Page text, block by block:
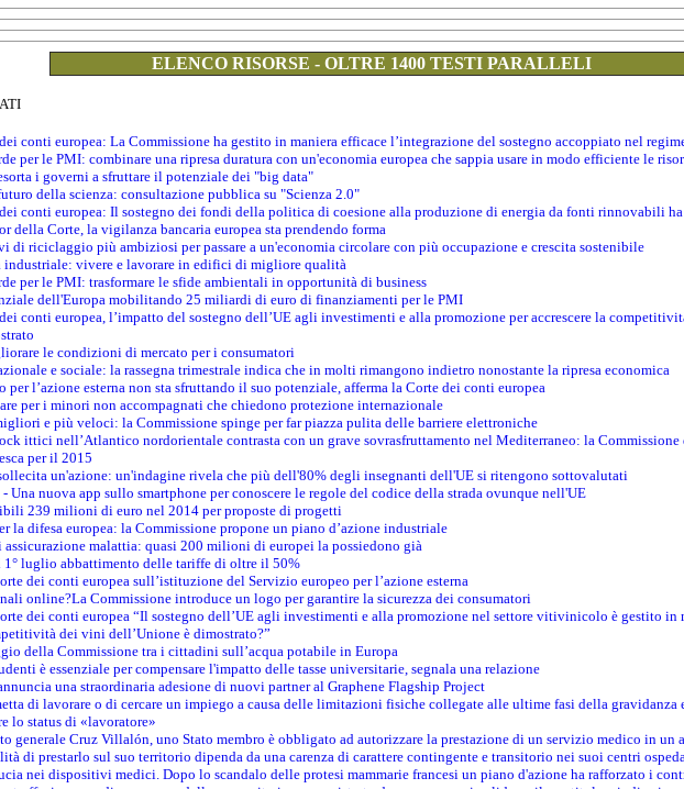
ELENCO RISORSE - OLTRE 1400 TESTI PARALLELI
conti europea: La Commissione ha gestito in maniera efficace l’integrazione del sostegno accoppiato nel
per le PMI: combinare una ripresa duratura con un'economia europea che sappia usare in modo efficiente le
i governi a sfruttare il potenziale dei "big data"
della scienza: consultazione pubblica su "Scienza 2.0"
conti europea: Il sostegno dei fondi della politica di coesione alla produzione di energia da fonti rinnovabili
della Corte, la vigilanza bancaria europea sta prendendo forma
di riciclaggio più ambiziosi per passare a un'economia circolare con più occupazione e crescita sostenibile
industriale: vivere e lavorare in edifici di migliore qualità
per le PMI: trasformare le sfide ambientali in opportunità di business
dell'Europa mobilitando 25 miliardi di euro di finanziamenti per le PMI
conti europea, l’impatto del sostegno dell’UE agli investimenti e alla promozione per accrescere la
le condizioni di mercato per i consumatori
e sociale: la rassegna trimestrale indica che in molti rimangono indietro nonostante la ripresa economica
per l’azione esterna non sta sfruttando il suo potenziale, afferma la Corte dei conti europea
per i minori non accompagnati che chiedono protezione internazionale
e più veloci: la Commissione spinge per far piazza pulita delle barriere elettroniche
ittici nell’Atlantico nordorientale contrasta con un grave sovrasfruttamento nel Mediterraneo: la
per il 2015
un'azione: un'indagine rivela che più dell'80% degli insegnanti dell'UE si ritengono sottovalutati
- Una nuova app sullo smartphone per conoscere le regole del codice della strada ovunque nell'UE
239 milioni di euro nel 2014 per proposte di progetti
la difesa europea: la Commissione propone un piano d’azione industriale
assicurazione malattia: quasi 200 milioni di europei la possiedono già
1° luglio abbattimento delle tariffe di oltre il 50%
dei conti europea sull’istituzione del Servizio europeo per l’azione esterna
online?La Commissione introduce un logo per garantire la sicurezza dei consumatori
dei conti europea “Il sostegno dell’UE agli investimenti e alla promozione nel settore vitivinicolo è gestito in
dei vini dell’Unione è dimostrato?”
della Commissione tra i cittadini sull’acqua potabile in Europa
è essenziale per compensare l'impatto delle tasse universitarie, segnala una relazione
una straordinaria adesione di nuovi partner al Graphene Flagship Project
di lavorare o di cercare un impiego a causa delle limitazioni fisiche collegate alle ultime fasi della gravidanza
lo status di «lavoratore»
generale Cruz Villalón, uno Stato membro è obbligato ad autorizzare la prestazione di un servizio medico in un
di prestarlo sul suo territorio dipenda da una carenza di carattere contingente e transitorio nei suoi centri
nei dispositivi medici. Dopo lo scandalo delle protesi mammarie francesi un piano d'azione ha rafforzato i